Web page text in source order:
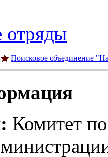
отряды
Поисковое объединение
Комитет